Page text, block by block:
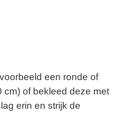
een ronde of
cm) of bekleed deze met
erin en strijk de